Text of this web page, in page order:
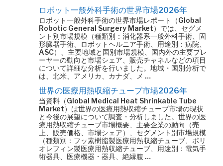
ロボット一般外科手術の世界市場2026年
ロボット一般外科手術の世界市場レポート（Global
Robotic General Surgery Market）では、セグメ
ント別市場規模（種類別：消化器系一般外科手術、固
形臓器手術、ロボットヘルニア手術、用途別：病院、
ASC）、主要地域と国別市場規模、国内外の主要プレ
ーヤーの動向と市場シェア、販売チャネルなどの項目
について詳細な分析を行いました。地域・国別分析で
は、北米、アメリカ、カナダ、メ …
世界の医療用熱収縮チューブ市場2026年
当資料（Global Medical Heat Shrinkable Tube
Market）は世界の医療用熱収縮チューブ市場の現状
と今後の展望について調査・分析しました。世界の医
療用熱収縮チューブ市場概要、主要企業の動向（売
上、販売価格、市場シェア）、セグメント別市場規模
（種類別：フッ素樹脂製医療用熱収縮チューブ、ポリ
オレフィン製医療用熱収縮チューブ、用途別：電気手
術器具、医療機器・器具、絶縁腹 …